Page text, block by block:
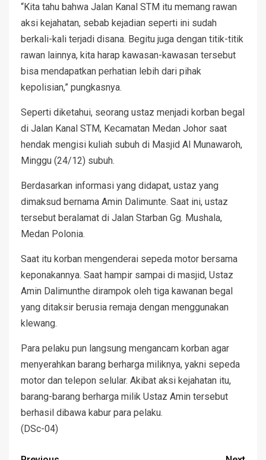
“Kita tahu bahwa Jalan Kanal STM itu memang rawan
aksi kejahatan, sebab kejadian seperti ini sudah
berkali-kali terjadi disana. Begitu juga dengan titik-titik
rawan lainnya, kita harap kawasan-kawasan tersebut
bisa mendapatkan perhatian lebih dari pihak
kepolisian,” pungkasnya.
Seperti diketahui, seorang ustaz menjadi korban begal
di Jalan Kanal STM, Kecamatan Medan Johor saat
hendak mengisi kuliah subuh di Masjid Al Munawaroh,
Minggu (24/12) subuh.
Berdasarkan informasi yang didapat, ustaz yang
dimaksud bernama Amin Dalimunte. Saat ini, ustaz
tersebut beralamat di Jalan Starban Gg. Mushala,
Medan Polonia.
Saat itu korban mengenderai sepeda motor bersama
keponakannya. Saat hampir sampai di masjid, Ustaz
Amin Dalimunthe dirampok oleh tiga kawanan begal
yang ditaksir berusia remaja dengan menggunakan
klewang.
Para pelaku pun langsung mengancam korban agar
menyerahkan barang berharga miliknya, yakni sepeda
motor dan telepon selular. Akibat aksi kejahatan itu,
barang-barang berharga milik Ustaz Amin tersebut
berhasil dibawa kabur para pelaku.
(DSc-04)